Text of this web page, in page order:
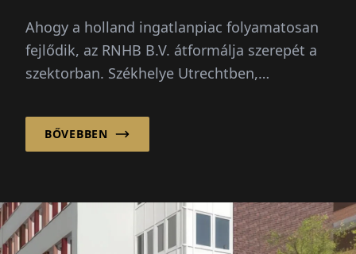
finanszírozási
lehetőségek
Ahogy a holland ingatlanpiac folyamatosan
fejlődik, az RNHB B.V. átformálja szerepét a
szektorban. Székhelye Utrechtben,
BŐVEBBEN